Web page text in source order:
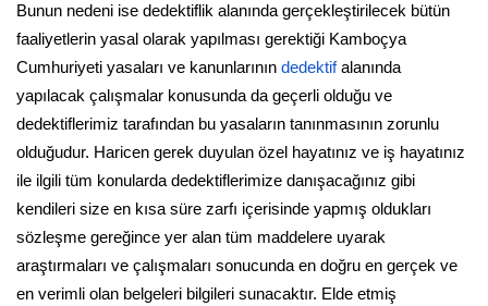
Bunun nedeni ise dedektiflik alanında gerçekleştirilecek bütün
faaliyetlerin yasal olarak yapılması gerektiği Kamboçya
Cumhuriyeti yasaları ve kanunlarının dedektifalanında
yapılacak çalışmalar konusunda da geçerli olduğu ve
dedektiflerimiz tarafından bu yasaların tanınmasının zorunlu
olduğudur. Haricen gerek duyulan özel hayatınız ve iş hayatınız
ile ilgili tüm konularda dedektiflerimize danışacağınız gibi
kendileri size en kısa süre zarfı içerisinde yapmış oldukları
sözleşme gereğince yer alan tüm maddelere uyarak
araştırmaları ve çalışmaları sonucunda en doğru en gerçek ve
en verimli olan belgeleri bilgileri sunacaktır. Elde etmiş